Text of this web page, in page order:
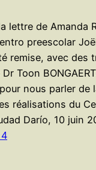
lettre de Amanda
preescolar
remise, avec des
Dr Toon
nous parler de
réalisations du
Darío, 10 juin